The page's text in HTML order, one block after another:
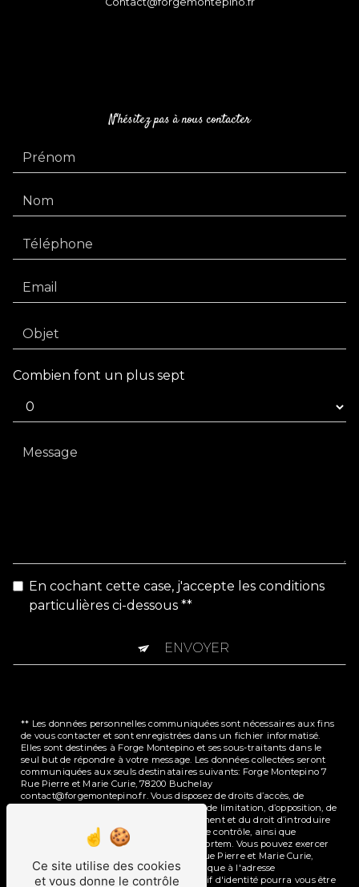
N'hésitez pas à nous contacter
Combien font un plus sept
En cochant cette case, j'accepte les conditions
particulières ci-dessous **
ENVOYER
** Les données personnelles communiquées sont nécessaires aux fins
de vous contacter et sont enregistrées dans un fichier informatisé.
Elles sont destinées à Forge Montepino et ses sous-traitants dans le
seul but de répondre à votre message. Les données collectées seront
communiquées aux seuls destinataires suivants: Forge Montepino 7
Rue Pierre et Marie Curie, 78200 Buchelay
contact@forgemontepino.fr. Vous disposez de droits d’accès, de
rectification, d’effacement, de portabilité, de limitation, d’opposition, de
retrait de votre consentement à tout moment et du droit d’introduire
une réclamation auprès d’une autorité de contrôle, ainsi que
d’organiser le sort de vos données post-mortem. Vous pouvez exercer
ces droits par voie postale à l'adresse 7 Rue Pierre et Marie Curie,
78200 Buchelay ou par courrier électronique à l'adresse
contact@forgemontepino.fr. Un justificatif d'identité pourra vous être
Ce site utilise des cookies
et vous donne le contrôle